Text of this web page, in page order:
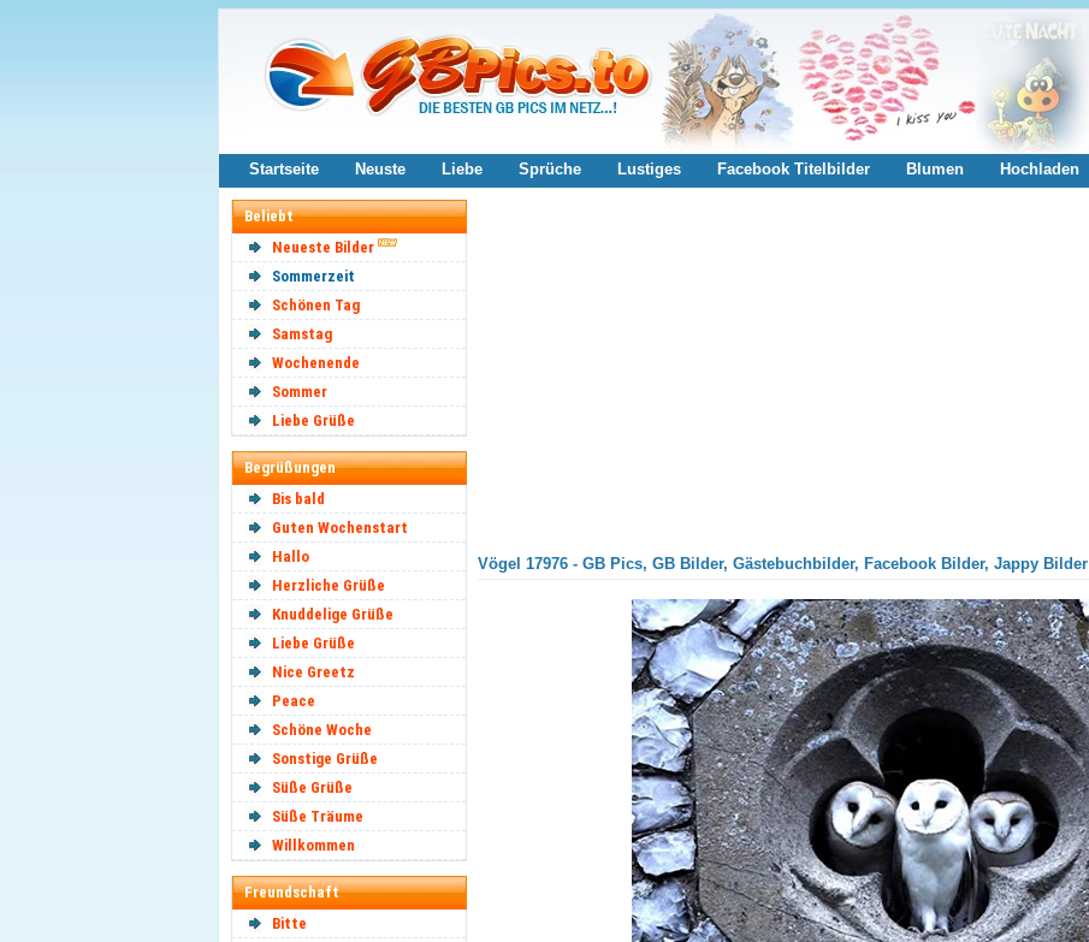
Startseite Neuste Liebe Sprüche Lustiges Facebook Titelbilder Blumen Hochladen
Beliebt
Neueste Bilder
Sommerzeit
Schönen Tag
Samstag
Wochenende
Sommer
Liebe Grüße
Begrüßungen
Bis bald
Guten Wochenstart
Hallo
Herzliche Grüße
Knuddelige Grüße
Liebe Grüße
Nice Greetz
Peace
Schöne Woche
Sonstige Grüße
Süße Grüße
Süße Träume
Willkommen
Freundschaft
Bitte
Vögel 17976 - GB Pics, GB Bilder, Gästebuchbilder, Facebook Bilder, Jappy Bilder